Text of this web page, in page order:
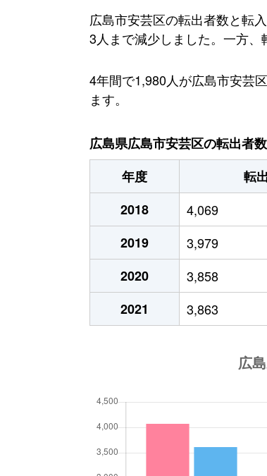
広島市安芸区の転出者数と転
3人まで減少しました。一方、
4年間で1,980人が広島市安芸
ます。
広島県広島市安芸区の転出者
年度
転
2018
4,069
2019
3,979
2020
3,858
2021
3,863